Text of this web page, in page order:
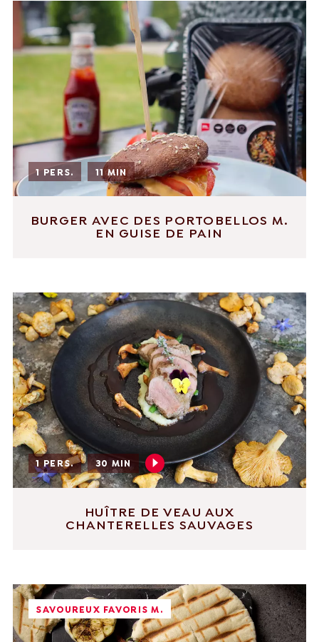
1 PERS. 11 MIN
BURGER AVEC DES PORTOBELLOS M.
EN GUISE DE PAIN
1 PERS. 30 MIN
HUÎTRE DE VEAU AUX
CHANTERELLES SAUVAGES
SAVOUREUX FAVORIS M.